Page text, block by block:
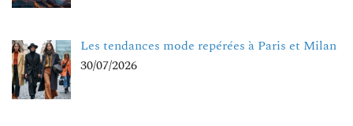
Les tendances mode repérées à Paris et Milan
30/07/2026